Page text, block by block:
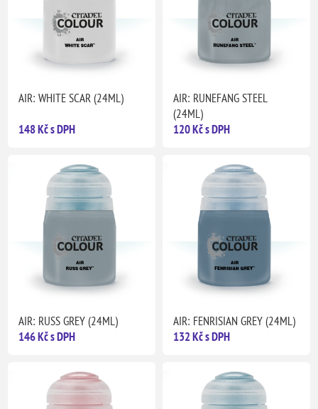
AIR: WHITE SCAR (24ML)
148 Kč s DPH
AIR: RUNEFANG STEEL
(24ML)
120 Kč s DPH
AIR: RUSS GREY (24ML)
146 Kč s DPH
AIR: FENRISIAN GREY (24ML)
132 Kč s DPH